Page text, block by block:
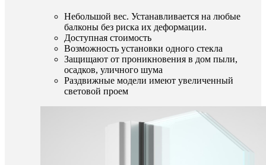
Небольшой вес. Устанавливается на любые
балконы без риска их деформации.
Доступная стоимость
Возможность установки одного стекла
Защищают от проникновения в дом пыли,
осадков, уличного шума
Раздвижные модели имеют увеличенный
световой проем